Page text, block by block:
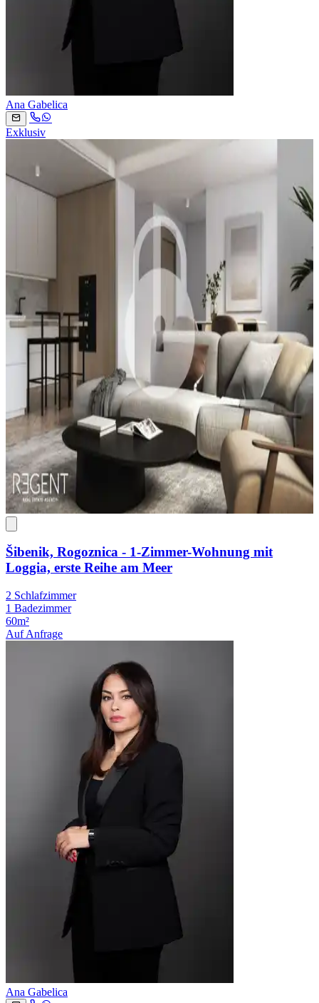
Ana Gabelica
Exklusiv
Šibenik, Rogoznica - 1-Zimmer-Wohnung mit
Loggia, erste Reihe am Meer
2 Schlafzimmer
1 Badezimmer
60m²
Auf Anfrage
Ana Gabelica